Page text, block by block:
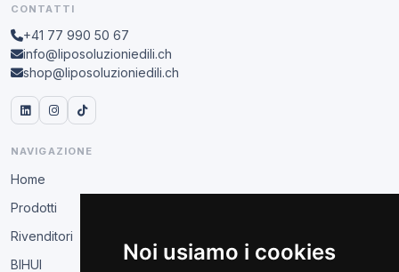
Noi usiamo i cookies
CONTATTI
+41 77 990 50 67
info@liposoluzioniedili.ch
shop@liposoluzioniedili.ch
NAVIGAZIONE
Home
Prodotti
Rivenditori
BIHUI